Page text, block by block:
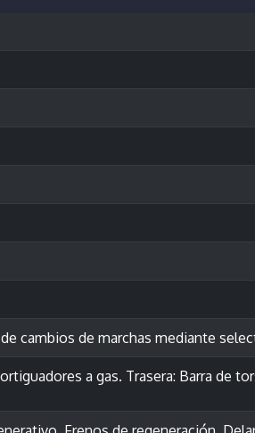
cambios de marchas mediante
a gas. Trasera: Barra de